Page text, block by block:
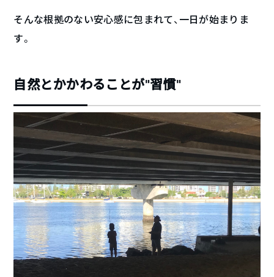
そんな根拠のない安心感に包まれて、一日が始まりま
す。
自然とかかわることが”習慣”